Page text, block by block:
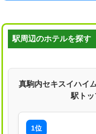
駅周辺のホテルを探す
真駒内セキスイハイ
駅ト
1位